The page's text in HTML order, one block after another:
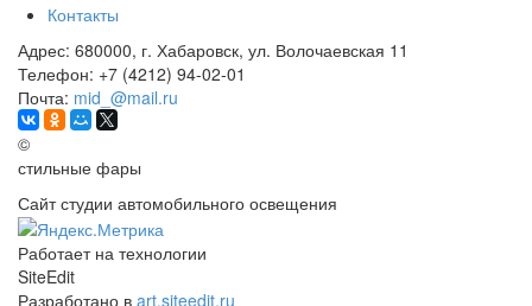
Контакты
Адрес: 680000, г. Хабаровск, ул. Волочаевская 11
Телефон: +7 (4212) 94-02-01
Почта: mid_@mail.ru
©
стильные фары
Сайт студии автомобильного освещения
Работает на технологии
SiteEdit
Разработано в art.siteedit.ru